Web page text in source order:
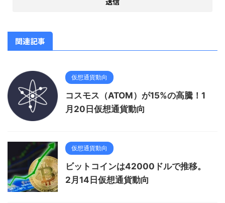
関連記事
仮想通貨動向
コスモス（ATOM）が15%の高騰！1
月20日仮想通貨動向
仮想通貨動向
ビットコインは42000ドルで推移。
2月14日仮想通貨動向